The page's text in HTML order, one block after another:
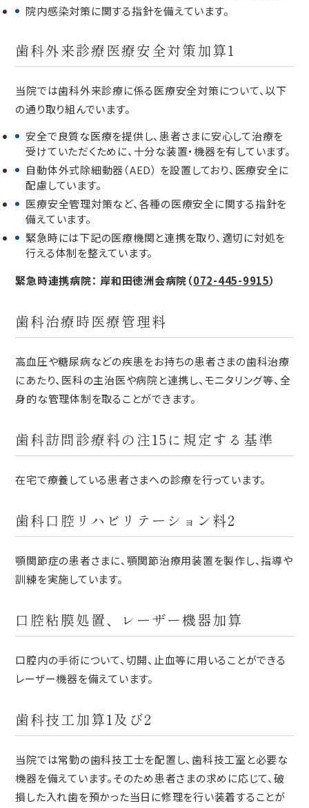
院内感染対策に関する指針を備えています。
歯科外来診療医療安全対策加算1
当院では歯科外来診療に係る医療安全対策について、以下
の通り取り組んでいます。
安全で良質な医療を提供し、患者さまに安心して治療を
受けていただくために、十分な装置・機器を有しています。
自動体外式除細動器（AED） を設置しており、医療安全に
配慮しています。
医療安全管理対策など、各種の医療安全に関する指針を
備えています。
緊急時には下記の医療機関と連携を取り、適切に対処を
行える体制を整えています。
緊急時連携病院： 岸和田徳洲会病院（072-445-9915）
歯科治療時医療管理料
高血圧や糖尿病などの疾患をお持ちの患者さまの歯科治療
にあたり、医科の主治医や病院と連携し、モニタリング等、全
身的な管理体制を取ることができます。
歯科訪問診療料の注15に規定する基準
在宅で療養している患者さまへの診療を行っています。
歯科口腔リハビリテーション料2
顎関節症の患者さまに、顎関節治療用装置を製作し、指導や
訓練を実施しています。
口腔粘膜処置、レーザー機器加算
口腔内の手術について、切開、止血等に用いることができる
レーザー機器を備えています。
歯科技工加算1及び2
当院では常勤の歯科技工士を配置し、歯科技工室と必要な
機器を備えています。そのため患者さまの求めに応じて、破
損した入れ歯を預かった当日に修理を行い装着することが